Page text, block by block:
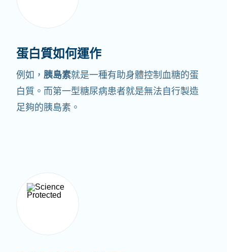
蛋白質如何運作
例如， 胰島素就是一種有助身體控制血糖的蛋
白質。 而第一型糖尿病患者就是無法自行製造
足夠的胰島素。